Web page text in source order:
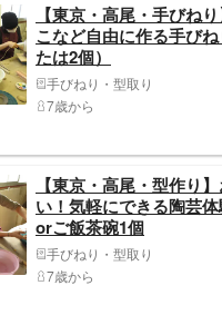
【東京・高尾・手びね
こなど自由に作る手び
たは2個）
手びねり・型取り
7歳から
【東京・高尾・型作り
い！気軽にできる陶芸
orご飯茶碗1個
手びねり・型取り
7歳から